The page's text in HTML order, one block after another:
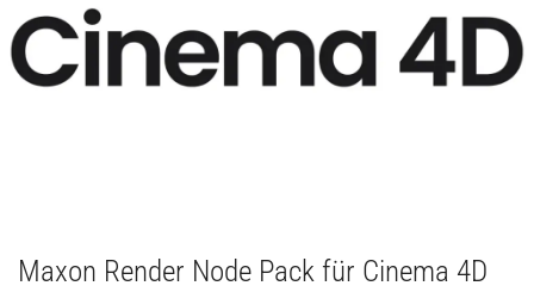
Maxon Render Node Pack für Cinema 4D